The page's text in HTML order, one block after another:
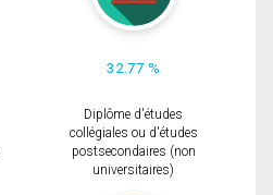
32.77 %
Diplôme d'études
collégiales ou d'études
postsecondaires (non
universitaires)